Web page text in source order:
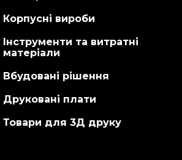
Корпусні вироби
Інструменти та витратні
матеріали
Вбудовані рішення
Друковані плати
Товари для 3Д друку